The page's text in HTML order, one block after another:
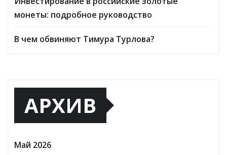
монеты: подробное руководство
В чем обвиняют Тимура Турлова?
АРХИВ
Май 2026